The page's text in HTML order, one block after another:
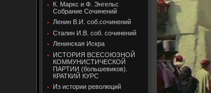
К. Маркс и Ф. Энгельс
Собрание Сочинений
Ленин В.И. соб.сочинений
Сталин И.В. соб. сочинений
Ленинская Искра
ИСТОРИЯ ВСЕСОЮЗНОЙ
КОММУНИСТИЧЕСКОЙ
ПАРТИИ (большевиков).
КРАТКИЙ КУРС
Из истории революций